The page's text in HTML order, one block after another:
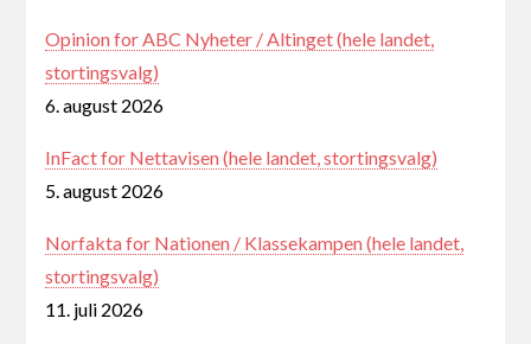
Opinion for ABC Nyheter / Altinget (hele landet,
stortingsvalg)
6. august 2026
InFact for Nettavisen (hele landet, stortingsvalg)
5. august 2026
Norfakta for Nationen / Klassekampen (hele landet,
stortingsvalg)
11. juli 2026